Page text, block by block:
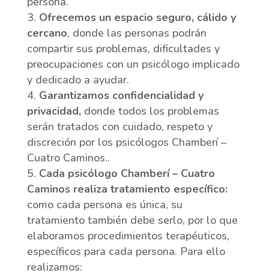
Ofrecemos un espacio seguro, cálido y
cercano, donde las personas podrán
compartir sus problemas, dificultades y
preocupaciones con un psicólogo implicado
y dedicado a ayudar.
Garantizamos confidencialidad y
privacidad,donde todos los problemas
serán tratados con cuidado, respeto y
discreción por los psicólogos Chamberí –
Cuatro Caminos..
Cada psicólogo Chamberí – Cuatro
Caminos realiza tratamiento específico:
como cada persona es única, su
tratamiento también debe serlo, por lo que
elaboramos procedimientos terapéuticos,
específicos para cada persona. Para ello
realizamos: